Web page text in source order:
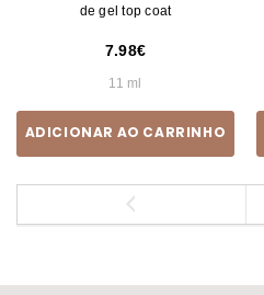
de gel top coat
7.98
11 ml
ADICIONAR AO CARRINHO